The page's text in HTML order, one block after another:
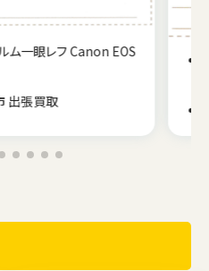
ム一眼レフ CONTAX
出張買取